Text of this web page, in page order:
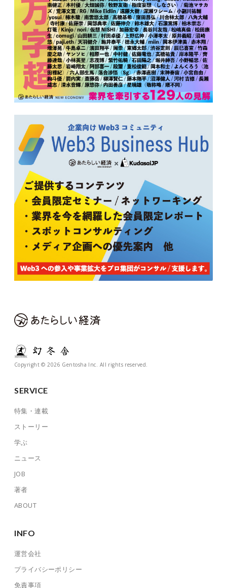
Copyright © 2026 Gentosha Inc. All rights reserved.
SERVICE
特集・連載
ストーリー
学ぶ
ニュース
JOB
著者
ABOUT
INFO
運営会社
プライバシーポリシー
免責事項